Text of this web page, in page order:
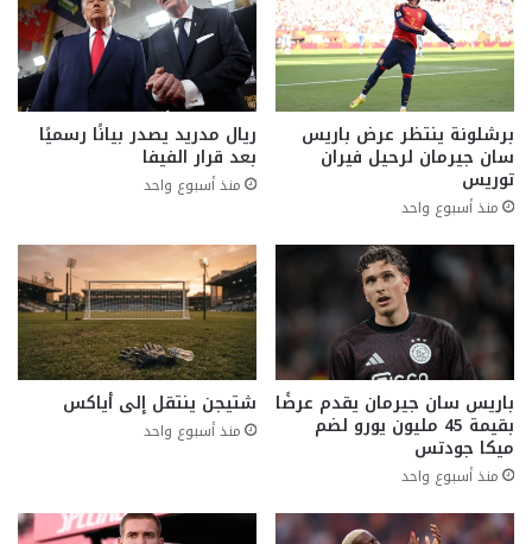
برشلونة ينتظر عرض باريس
سان جيرمان لرحيل فيران
توريس
منذ أسبوع واحد
ريال مدريد يصدر بيانًا رسميًا
بعد قرار الفيفا
منذ أسبوع واحد
باريس سان جيرمان يقدم عرضًا
بقيمة 45 مليون يورو لضم
ميكا جودتس
منذ أسبوع واحد
شتيجن ينتقل إلى أياكس
منذ أسبوع واحد